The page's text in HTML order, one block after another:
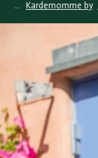
Kardemomme by